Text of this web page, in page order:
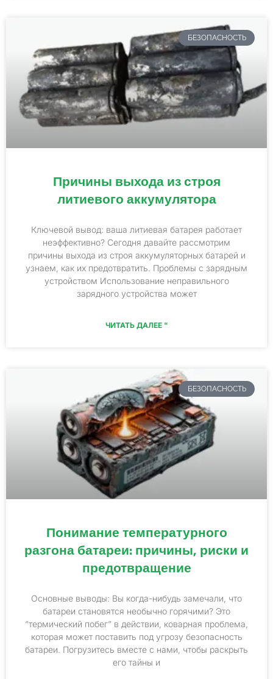
БЕЗОПАСНОСТЬ
Причины выхода из строя
литиевого аккумулятора
Ключевой вывод: ваша литиевая батарея работает
неэффективно? Сегодня давайте рассмотрим
причины выхода из строя аккумуляторных батарей и
узнаем, как их предотвратить. Проблемы с зарядным
устройством Использование неправильного
зарядного устройства может
ЧИТАТЬ ДАЛЕЕ "
БЕЗОПАСНОСТЬ
Понимание температурного
разгона батареи: причины, риски и
предотвращение
Основные выводы: Вы когда-нибудь замечали, что
батареи становятся необычно горячими? Это
“термический побег” в действии, коварная проблема,
которая может поставить под угрозу безопасность
батареи. Погрузитесь вместе с нами, чтобы раскрыть
его тайны и